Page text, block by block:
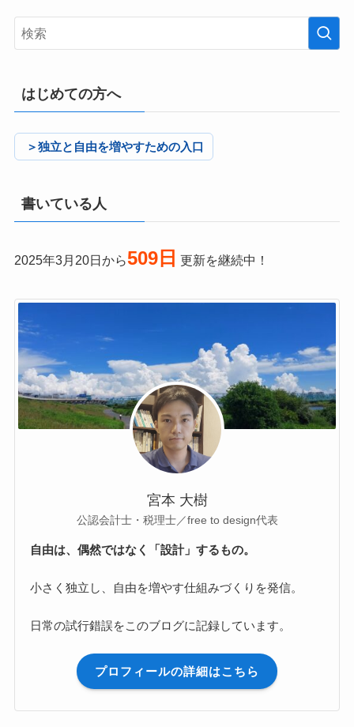
はじめての方へ
＞独立と自由を増やすための入口
書いている人
2025年3月20日から509日 更新を継続中！
宮本 大樹
公認会計士・税理士／free to design代表
自由は、偶然ではなく「設計」するもの。
小さく独立し、自由を増やす仕組みづくりを発信。
日常の試行錯誤をこのブログに記録しています。
プロフィールの詳細はこちら